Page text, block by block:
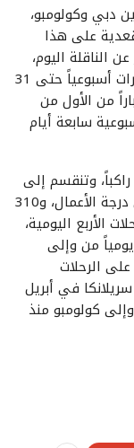
دبي وكولومبو،
المقعدية على هذا
عن الناقلة اليوم،
سيتم تشغيل الرحلة الإضافية بمعدل ست مرات أسبوعياً حتى 31
من الأول من
أسبوعية سابعة أيام
وتستوعب الرحلة الإضافية ما يصل إلى 360 راكباً، وتنقسم إلى
8 أجنحة في الدرجة الأولى، و42 مقعداً في درجة الأعمال، و310
الأربع اليومية،
أكثر من 2800 مقعد يومياً من وإلى
البضائع على الرحلات
في أبريل
مسافر من وإلى كولومبو منذ